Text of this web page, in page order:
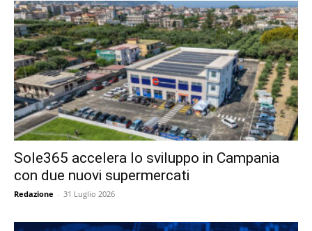
Sole365 accelera lo sviluppo in Campania
con due nuovi supermercati
Redazione - 31 Luglio 2026